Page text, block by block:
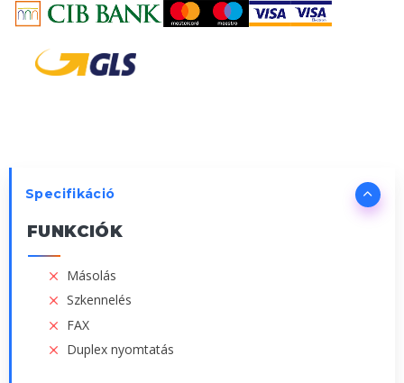
Specifikáció
FUNKCIÓK
Másolás
Szkennelés
FAX
Duplex nyomtatás